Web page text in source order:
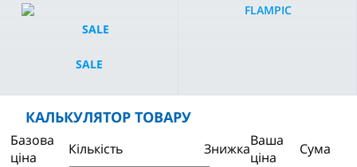
SALE
FLAMPIC
КАЛЬКУЛЯТОР ТОВАРУ
Базова
ціна
Кількість ЗнижкаВаша
ціна
Сума